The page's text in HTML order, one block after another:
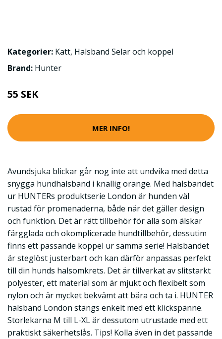
Kategorier: Katt, Halsband Selar och koppel
Brand: Hunter
55 SEK
MER INFO!
Avundsjuka blickar går nog inte att undvika med detta
snygga hundhalsband i knallig orange. Med halsbandet
ur HUNTERs produktserie London är hunden väl
rustad för promenaderna, både när det gäller design
och funktion. Det är rätt tillbehör för alla som älskar
färgglada och okomplicerade hundtillbehör, dessutim
finns ett passande koppel ur samma serie! Halsbandet
är steglöst justerbart och kan därför anpassas perfekt
till din hunds halsomkrets. Det är tillverkat av slitstarkt
polyester, ett material som är mjukt och flexibelt som
nylon och är mycket bekvämt att bära och ta i. HUNTER
halsband London stängs enkelt med ett klickspänne.
Storlekarna M till L-XL är dessutom utrustade med ett
praktiskt säkerhetslås. Tips! Kolla även in det passande